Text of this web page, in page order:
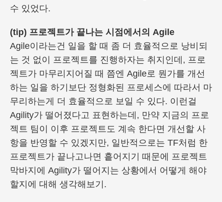
수 있었다.
(tip) 프로젝트가 끝나는 시점에서의 Agile
Agile이라는건 일을 할 때 좀 더 효율적으로 낭비되
는 것 없이 프로젝트를 진행하자는 취지인데, 프로
젝트가 마무리지어질 때 쯤엔 Agile로 뭔가를 개선
하는 일을 하기보단 정형화된 프로세스에 따라서 마
무리하는게 더 효율적으로 보일 수 있다. 이런걸
Agility가 떨어졌다고 표현하는데, 만약 지금의 프로
젝트 팀이 이후 프로젝트도 계속 한다면 개선할 사
항을 반영할 수 있겠지만, 일반적으로는 TF처럼 한
프로젝트가 끝나고나면 흩어지기 때문에 프로젝트
막바지에 Agility가 떨어지는 상황에서 어떻게 해야
할지에 대해 생각해보기.